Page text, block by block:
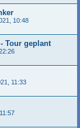
10:48
Tour geplant
11:33